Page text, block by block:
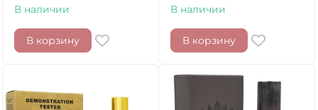
В наличии
В корзину
В наличии
В корзину